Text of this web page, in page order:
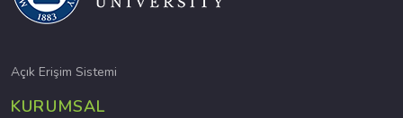
Açık Erişim Sistemi
KURUMSAL